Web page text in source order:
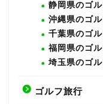
静岡県のゴ
沖縄県のゴ
千葉県のゴ
福岡県のゴ
埼玉県のゴ
ゴルフ旅行